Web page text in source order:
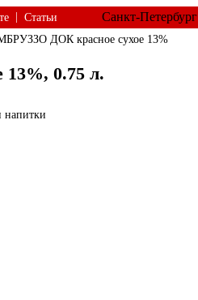
Статьи Санкт-Петербург
ДОК красное сухое 13%
0.75 л.
напитки